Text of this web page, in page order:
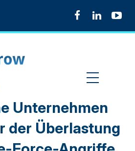
Unternehmen
der Überlastung